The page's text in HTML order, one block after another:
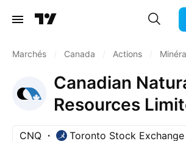
Marchés Canada Actions
Canadian
Resources
CNQ Toronto Stock Exchange